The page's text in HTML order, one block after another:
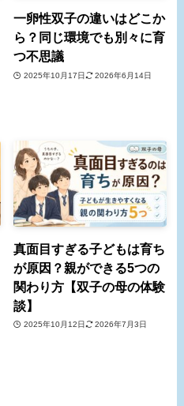
一卵性双子の違いはどこか
ら？同じ環境でも別々に育
つ不思議
2025年10月17日 2026年6月14日
真面目すぎる子どもは育ち
が原因？親ができる5つの
関わり方【双子の母の体験
談】
2025年10月12日 2026年7月3日